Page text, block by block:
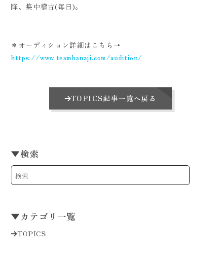
降、集中稽古(毎日)。
＊オーディション詳細はこちら→
https://www.teamhanaji.com/audition/
TOPICS記事一覧へ戻る
▼検索
▼カテゴリ一覧
TOPICS